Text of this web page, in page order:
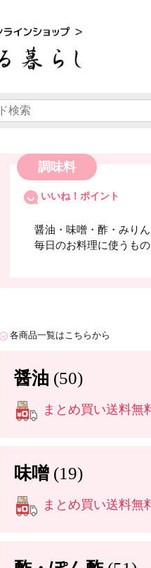
調味料
いいね！ポイント
醤油・味噌・酢・みり
毎日のお料理に使うも
各商品一覧はこちらから
醤油 (50)
まとめ買い送料無
味噌 (19)
まとめ買い送料無